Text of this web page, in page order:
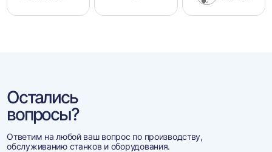
Остались
вопросы?
Ответим на любой ваш вопрос по производству,
обслуживанию станков и оборудования.